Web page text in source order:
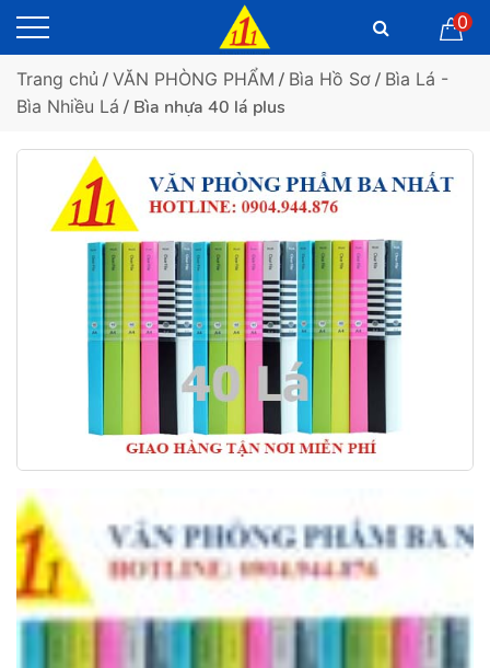
0
Trang chủ / VĂN PHÒNG PHẨM / Bìa Hồ Sơ / Bìa Lá -
Bìa Nhiều Lá / Bìa nhựa 40 lá plus